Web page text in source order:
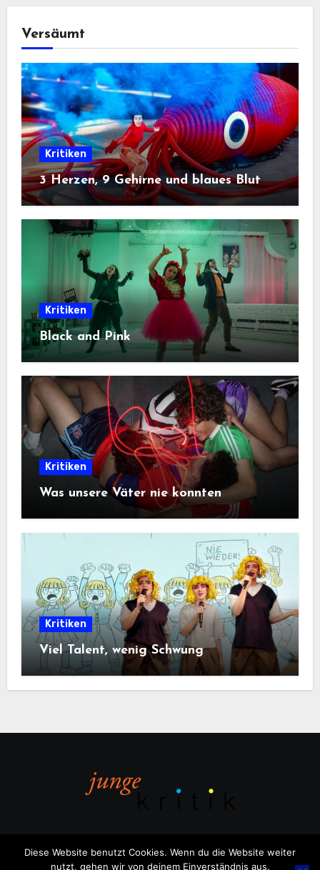
Versäumt
Kritiken
3 Herzen, 9 Gehirne und blaues Blut
Kritiken
Black and Pink
Kritiken
Was unsere Väter nie konnten
Kritiken
Viel Talent, wenig Schwung
Diese Website benutzt Cookies. Wenn du die Website weiter
nutzt, gehen wir von deinem Einverständnis aus.